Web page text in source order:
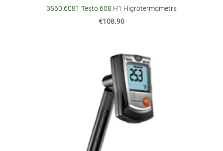
0560 6081 Testo 608 H1 Higrotermometrs
€108.90